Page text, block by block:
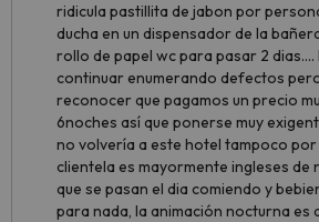
ridicula pastillita de jabon por
ducha en un dispensador de la
rollo de papel wc para pasar 2
continuar enumerando defectos
reconocer que pagamos un precio
6noches así que ponerse muy
no volvería a este hotel tampoco por
clientela es mayormente ingleses de
que se pasan el dia comiendo y
para nada, la animación nocturna es